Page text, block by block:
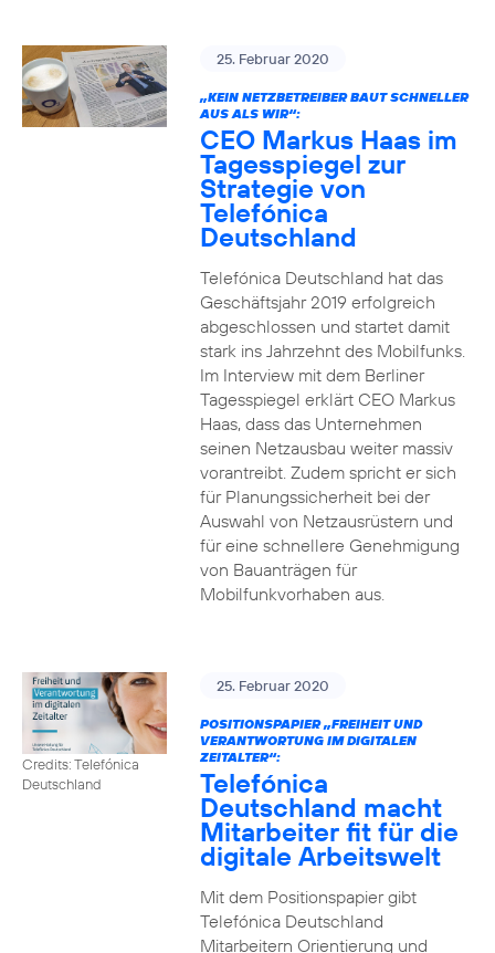
25. Februar 2020
„KEIN NETZBETREIBER BAUT SCHNELLER
AUS ALS WIR“:
CEO Markus Haas im
Tagesspiegel zur
Strategie von
Telefónica
Deutschland
Telefónica Deutschland hat das
Geschäftsjahr 2019 erfolgreich
abgeschlossen und startet damit
stark ins Jahrzehnt des Mobilfunks.
Im Interview mit dem Berliner
Tagesspiegel erklärt CEO Markus
Haas, dass das Unternehmen
seinen Netzausbau weiter massiv
vorantreibt. Zudem spricht er sich
für Planungssicherheit bei der
Auswahl von Netzausrüstern und
für eine schnellere Genehmigung
von Bauanträgen für
Mobilfunkvorhaben aus.
Credits: Telefónica
Deutschland
25. Februar 2020
POSITIONSPAPIER „FREIHEIT UND
VERANTWORTUNG IM DIGITALEN
ZEITALTER“:
Telefónica
Deutschland macht
Mitarbeiter fit für die
digitale Arbeitswelt
Mit dem Positionspapier gibt
Telefónica Deutschland
Mitarbeitern Orientierung und